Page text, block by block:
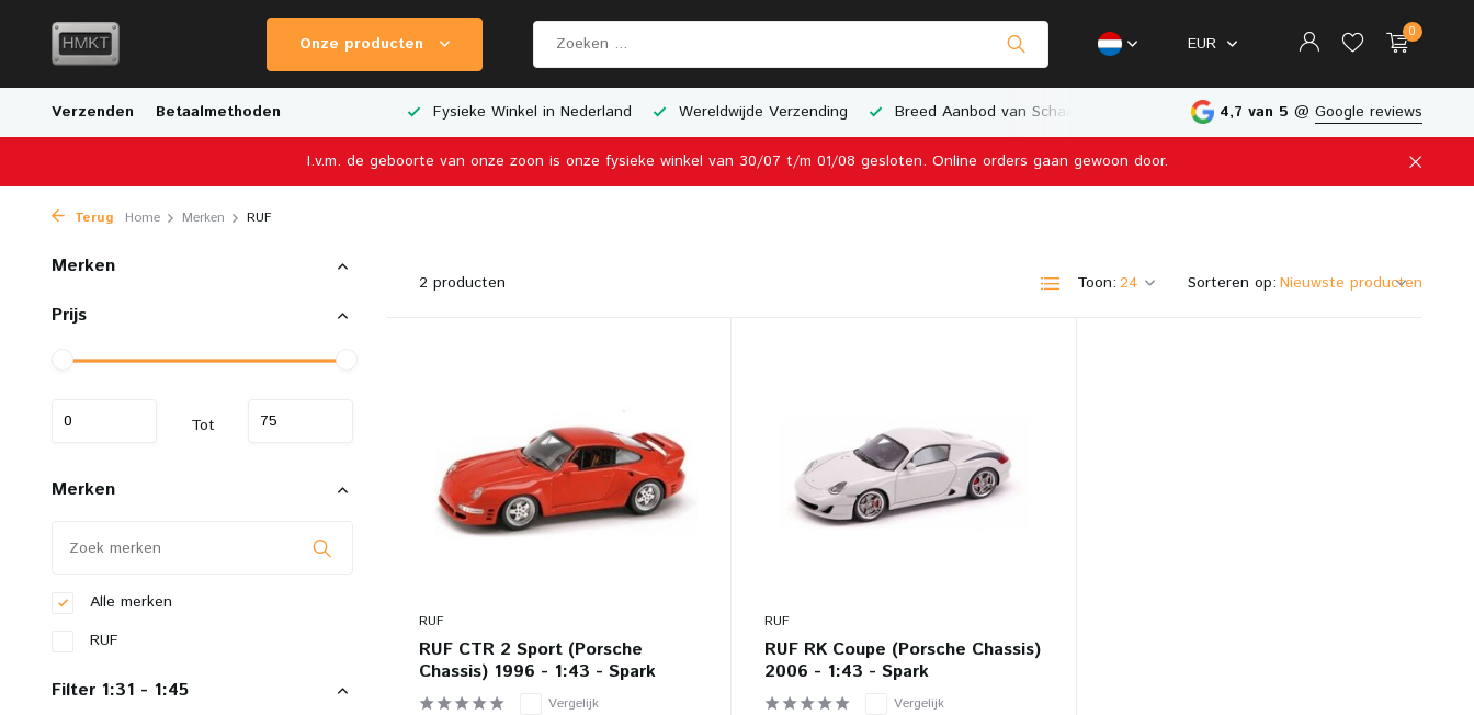
Onze producten EUR
Account aanmaken
0
Verzenden Betaalmethoden
Verzending Breed Aanbod van Schaalmodellen Fysieke Winkel in Nederland Wereldwijde Verzending Breed Aanbod van Schaalmodellen Fysieke Winkel in Nederland
4,7 van 5 @ Google reviews
I.v.m. de geboorte van onze zoon is onze fysieke winkel van 30/07 t/m 01/08 gesloten. Online orders gaan gewoon door.
Terug Home Merken RUF
Merken
Prijs
Tot
Merken
Alle merken
RUF
Filter 1:31 - 1:45
2 producten Toon: Sorteren op:
RUF
RUF CTR 2 Sport (Porsche
Chassis) 1996 - 1:43 - Spark
Vergelijk
RUF
RUF RK Coupe (Porsche Chassis)
2006 - 1:43 - Spark
Vergelijk